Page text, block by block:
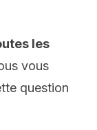
les
vous
question